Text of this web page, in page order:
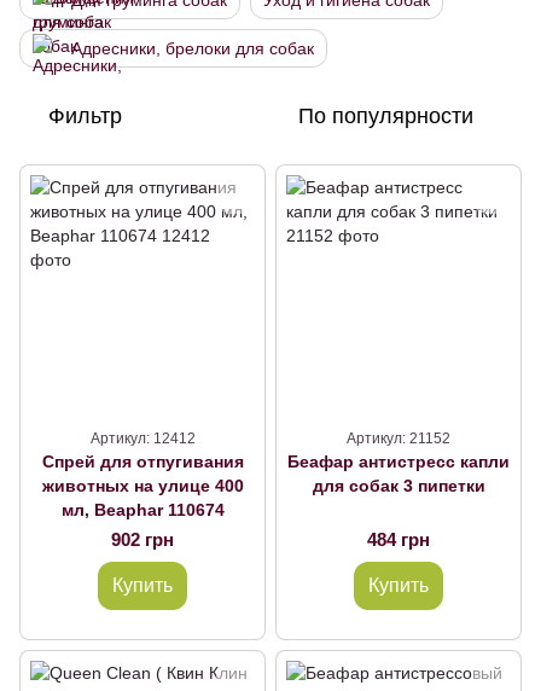
Адресники, брелоки для собак
Фильтр По популярности
Артикул: 12412
Спрей для отпугивания
животных на улице 400
мл, Beaphar 110674
902 грн
Купить
Артикул: 21152
Беафар антистресс капли
для собак 3 пипетки
484 грн
Купить